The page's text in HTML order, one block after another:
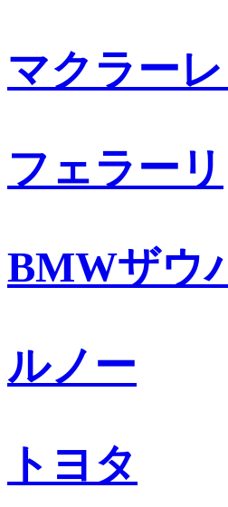
マクラー
フェラーリ
BMWザウ
ルノー
トヨタ